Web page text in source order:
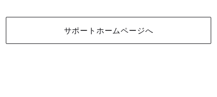
サポートホームページへ